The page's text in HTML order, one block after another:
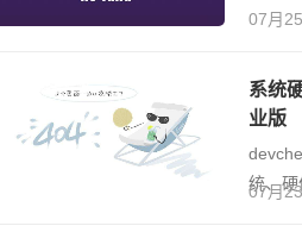
07月
系统
业版
统、
07月